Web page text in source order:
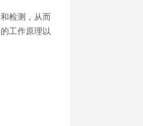
检测，从而
工作原理以